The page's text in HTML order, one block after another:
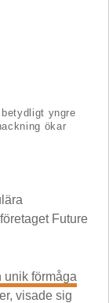
yngre
ökar
Future
unik förmåga
visade sig